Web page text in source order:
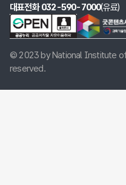
대표전화 032-590-7000(유료)
© 2023 by National Institute
reserved.